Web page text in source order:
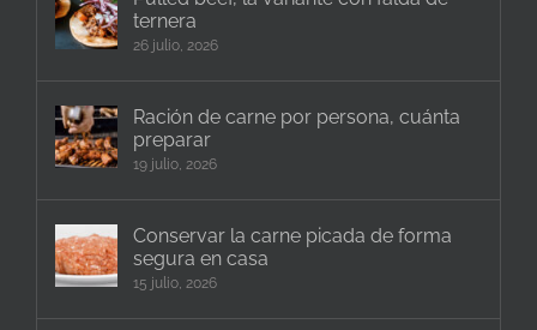
ternera
26 julio, 2026
Ración de carne por persona, cuánta
preparar
19 julio, 2026
Conservar la carne picada de forma
segura en casa
15 julio, 2026